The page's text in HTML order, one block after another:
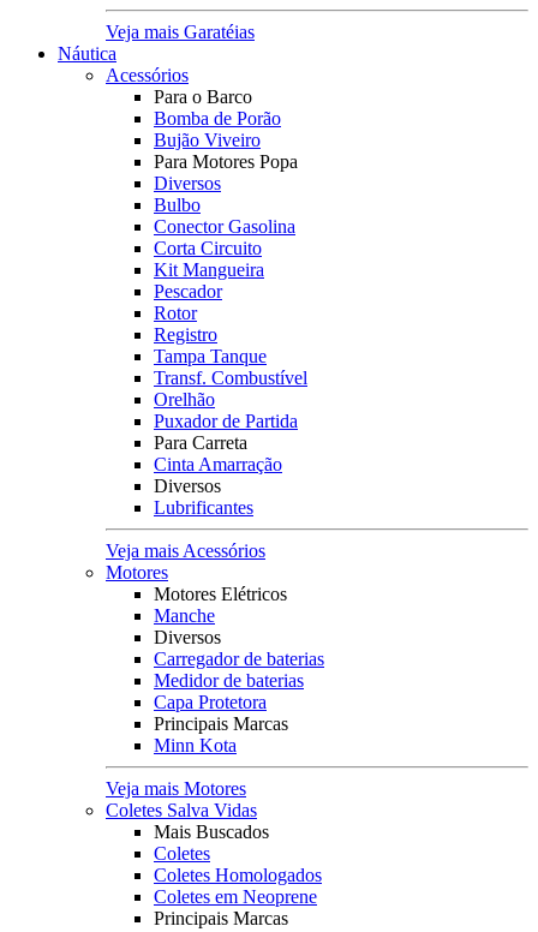
Veja mais Garatéias
Náutica
Acessórios
Para o Barco
Bomba de Porão
Bujão Viveiro
Para Motores Popa
Diversos
Bulbo
Conector Gasolina
Corta Circuito
Kit Mangueira
Pescador
Rotor
Registro
Tampa Tanque
Transf. Combustível
Orelhão
Puxador de Partida
Para Carreta
Cinta Amarração
Diversos
Lubrificantes
Veja mais Acessórios
Motores
Motores Elétricos
Manche
Diversos
Carregador de baterias
Medidor de baterias
Capa Protetora
Principais Marcas
Minn Kota
Veja mais Motores
Coletes Salva Vidas
Mais Buscados
Coletes
Coletes Homologados
Coletes em Neoprene
Principais Marcas